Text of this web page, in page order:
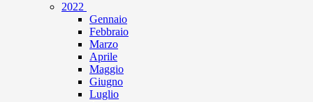
2022
Gennaio
Febbraio
Marzo
Aprile
Maggio
Giugno
Luglio